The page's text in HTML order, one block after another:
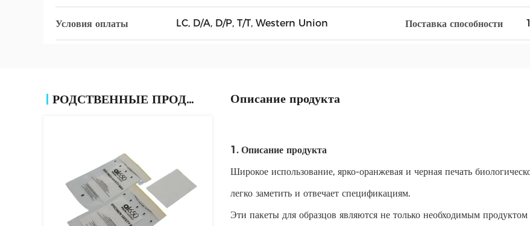
Условия оплаты LC, D/A, D/P, T/T, Western Union Поставка способности
РОДСТВЕННЫЕ ПРОДУКТЫ Описание продукта
1. Описание продукта
Широкое использование, ярко-оранжевая и черная печать
легко заметить и отвечает спецификациям.
Эти пакеты для образцов являются не только необходимым